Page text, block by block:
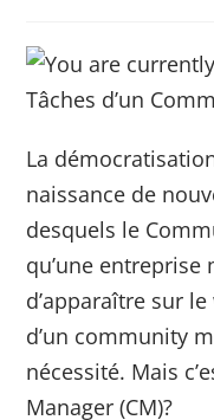
La
naissance de
desquels le
qu’une
d’apparaître sur
d’un community
nécessité. Mais
Manager (CM)?